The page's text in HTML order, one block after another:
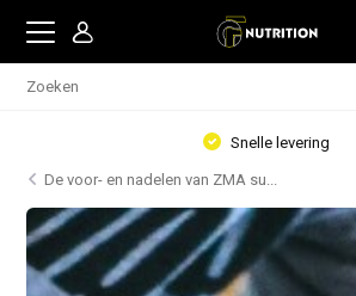
Voeding en accessoires
De voor- en nadelen van ZMA su...